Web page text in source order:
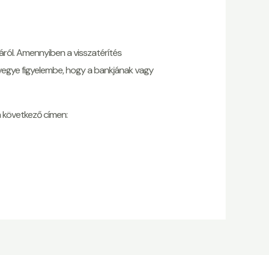
Amennyiben a visszatérítés
figyelembe, hogy a bankjának vagy
címen: